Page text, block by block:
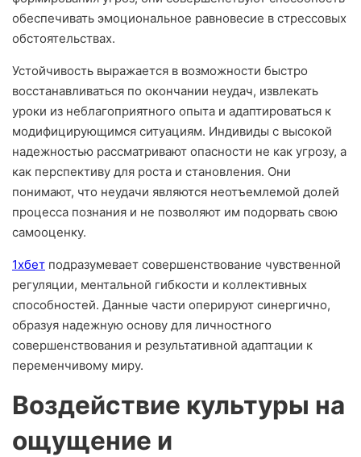
обеспечивать эмоциональное равновесие в стрессовых
обстоятельствах.
Устойчивость выражается в возможности быстро
восстанавливаться по окончании неудач, извлекать
уроки из неблагоприятного опыта и адаптироваться к
модифицирующимся ситуациям. Индивиды с высокой
надежностью рассматривают опасности не как угрозу, а
как перспективу для роста и становления. Они
понимают, что неудачи являются неотъемлемой долей
процесса познания и не позволяют им подорвать свою
самооценку.
1хбет подразумевает совершенствование чувственной
регуляции, ментальной гибкости и коллективных
способностей. Данные части оперируют синергично,
образуя надежную основу для личностного
совершенствования и результативной адаптации к
переменчивому миру.
Воздействие культуры на
ощущение и